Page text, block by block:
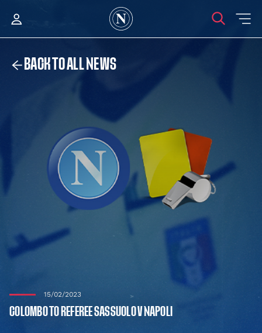
BACK TO ALL NEWS
15/02/2023
COLOMBO TO REFEREE SASSUOLO V NAPOLI